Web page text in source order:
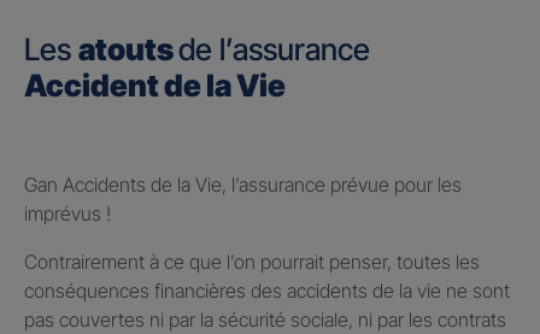
Les atoutsde l’assurance
Accident de la Vie
Gan Accidents de la Vie, l’assurance prévue pour les
imprévus !
Contrairement à ce que l’on pourrait penser, toutes les
conséquences financières des accidents de la vie ne sont
pas couvertes ni par la sécurité sociale, ni par les contrats